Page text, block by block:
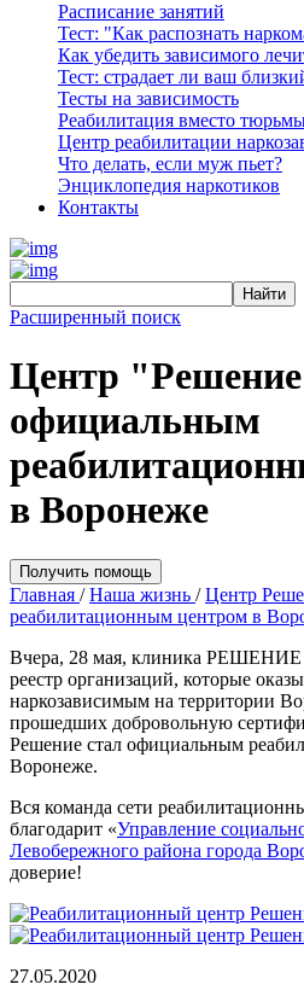
Расписание занятий
Тест: "Как распознать
Как убедить зависимого
Тест: страдает ли ваш
Тесты на зависимость
Реабилитация вместо
Центр реабилитации
Что делать, если муж пьет?
Энциклопедия наркотиков
Контакты
Расширенный поиск
Центр
официальным
в Воронеже
Получить помощь
Главная /Наша жизнь /Центр
реабилитационным центром в
Вчера, 28 мая, клиника РЕШЕНИЕ
реестр организаций, которые
наркозависимым на территории
прошедших добровольную
Решение стал официальным
Воронеже.
Вся команда сети
благодарит «Управление
Левобережного района города
доверие!
27.05.2020